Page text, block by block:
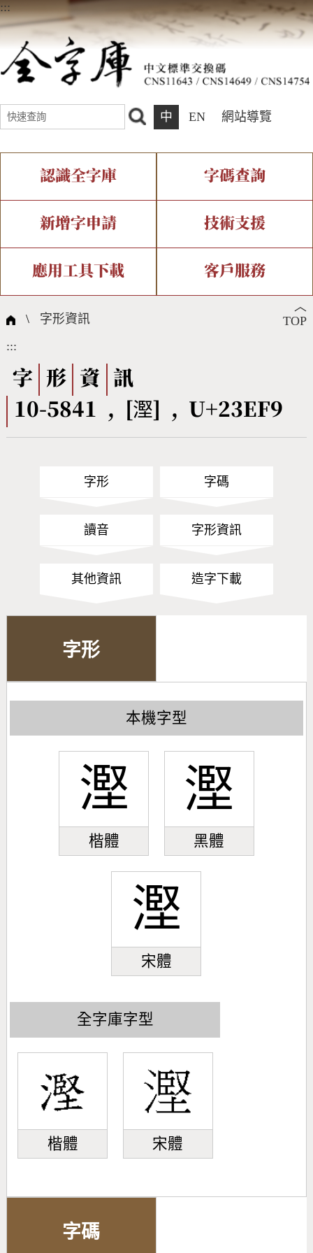
:::
中 EN 網站導覽
認識全字庫
全字庫介紹 全字庫現況
中文碼介紹 專有名詞介紹
國際字碼相關組織
字碼查詢
IDS查詢 部件查詢
複合查詢 注音查詢
筆畫查詢
筆順序查詢
CNS查詢 Unicode查詢
新增字申請
新字申請處理流程
技術支援
字形即時顯示 造字解決方案
全字庫授權 轉碼Web Service
應用工具下載
個人電腦造字處理工具
字形下載
客戶服務
問題集
熱門查詢統計
︿
TOP
\ 字形資訊
:::
字 形 資
訊
10-5841 , [𣻹] , U+23EF9
字形 字碼
讀音 字形資訊
其他資訊 造字下載
字形
本機字型
𣻹
楷體
𣻹
黑體
𣻹
宋體
全字庫字型
楷體 宋體
字碼